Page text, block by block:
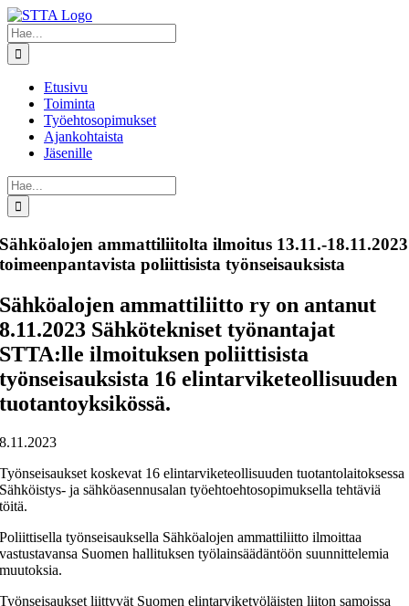
Skip
to
content
Etsi
...
Etusivu
Toiminta
Työehtosopimukset
Ajankohtaista
Jäsenille
Etsi
...
Sähköalojen ammattiliitolta ilmoitus 13.11.-18.11.2023
toimeenpantavista poliittisista työnseisauksista
Sähköalojen ammattiliitto ry on antanut
8.11.2023 Sähkötekniset työnantajat
STTA:lle ilmoituksen poliittisista
työnseisauksista 16 elintarviketeollisuuden
tuotantoyksikössä.
8.11.2023
Työnseisaukset koskevat 16 elintarviketeollisuuden tuotantolaitoksessa
Sähköistys- ja sähköasennusalan työehtoehtosopimuksella tehtäviä
töitä.
Poliittisella työnseisauksella Sähköalojen ammattiliitto ilmoittaa
vastustavansa Suomen hallituksen työlainsäädäntöön suunnittelemia
muutoksia.
Työnseisaukset liittyvät Suomen elintarviketyöläisten liiton samoissa